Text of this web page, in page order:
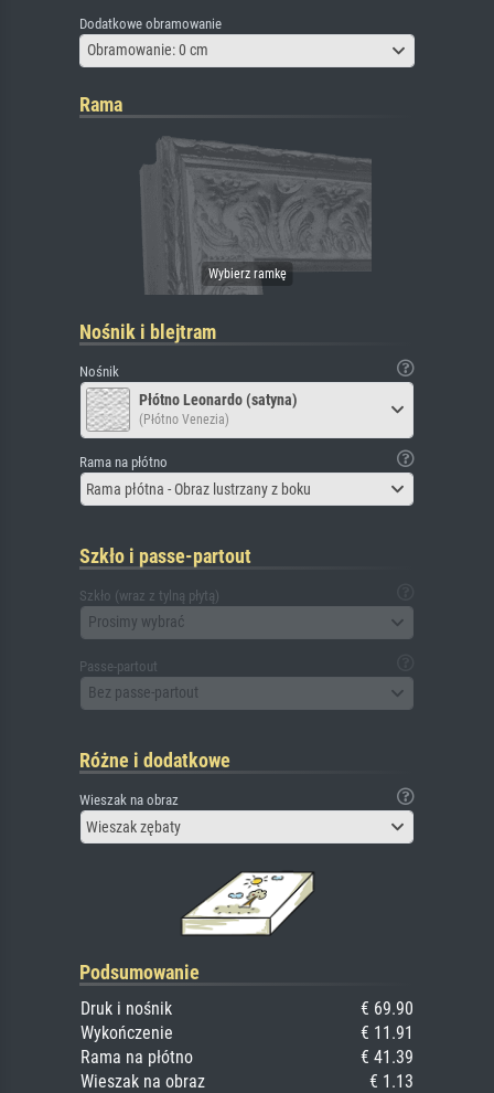
Dodatkowe obramowanie
Obramowanie: 0 cm
Rama
Nośnik i blejtram
Nośnik
Płótno Leonardo (satyna)
(Płótno Venezia)
Rama na płótno
Rama płótna - Obraz lustrzany z boku
Szkło i passe-partout
Szkło (wraz z tylną płytą)
Prosimy wybrać
Passe-partout
Bez passe-partout
Różne i dodatkowe
Wieszak na obraz
Wieszak zębaty
Podsumowanie
Druk i nośnik
€ 69.90
Wykończenie
€ 11.91
Rama na płótno
€ 41.39
Wieszak na obraz
€ 1.13